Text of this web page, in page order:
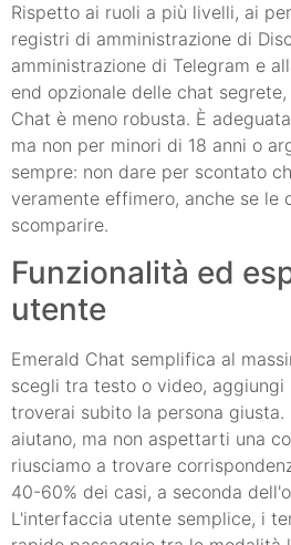
Rispetto ai ruoli a più livelli, ai
registri di amministrazione di
amministrazione di Telegram e
end opzionale delle chat
Chat è meno robusta. È
ma non per minori di 18 anni o
sempre: non dare per scontato
veramente effimero, anche se le
scomparire.
Funzionalità ed
utente
Emerald Chat semplifica al
scegli tra testo o video, aggiungi
troverai subito la persona
aiutano, ma non aspettarti una
riusciamo a trovare
40-60% dei casi, a seconda
L'interfaccia utente semplice, i